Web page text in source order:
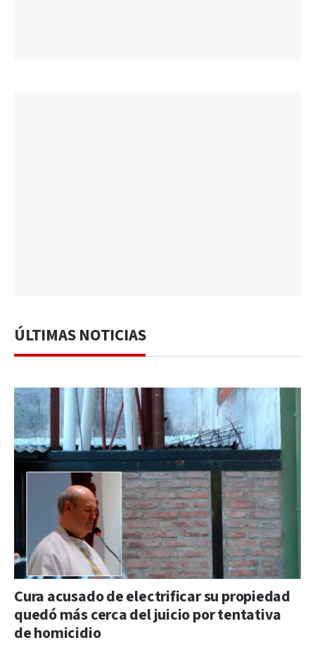
ÚLTIMAS NOTICIAS
Cura acusado de electrificar su propiedad
quedó más cerca del juicio por tentativa
de homicidio